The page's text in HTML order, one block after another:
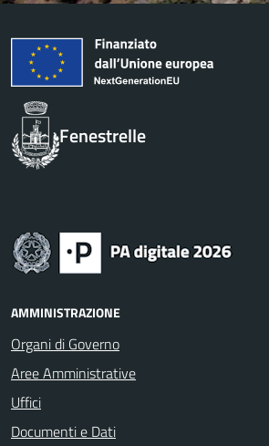
Fenestrelle
AMMINISTRAZIONE
Organi di Governo
Aree Amministrative
Uffici
Documenti e Dati